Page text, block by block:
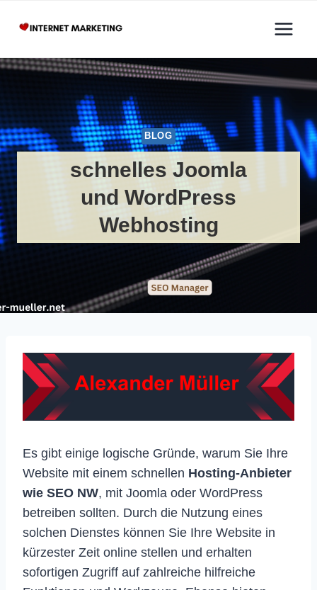
Inhalt
BLOG
schnelles Joomla
und WordPress
Webhosting
Es gibt einige logische Gründe, warum Sie Ihre
Website mit einem schnellen Hosting-Anbieter
wie SEO NW, mit Joomla oder WordPress
betreiben sollten. Durch die Nutzung eines
solchen Dienstes können Sie Ihre Website in
kürzester Zeit online stellen und erhalten
sofortigen Zugriff auf zahlreiche hilfreiche